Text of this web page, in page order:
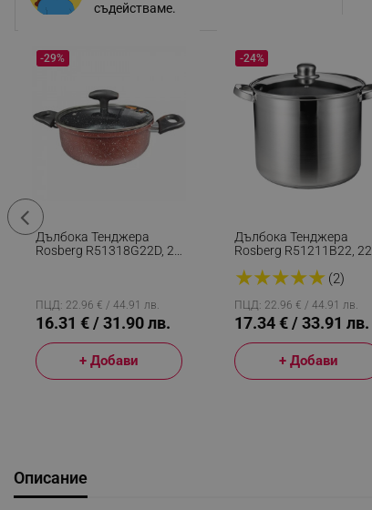
съдействаме.
Дълбока Тенджера
Rosberg R51318G22D, 22
-29%
ПЦД: 22.96 € / 44.91 лв.
16.31 € / 31.90 лв.
+ Добави
Дълбока Тенджера
Rosberg R51211B22, 22
Капак, Инокс
★★★★★(2)
-24%
ПЦД: 22.96 € / 44.91 лв.
17.34 € / 33.91 лв.
+ Добави
Описание